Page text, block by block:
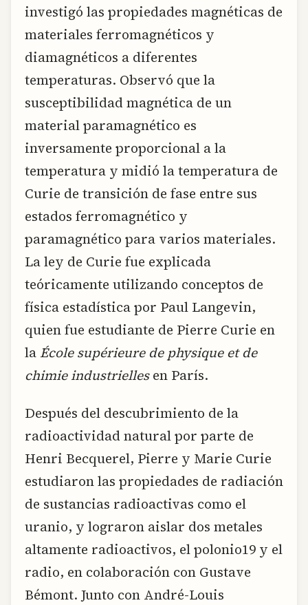
investigó las propiedades magnéticas de
materiales ferromagnéticos y
diamagnéticos a diferentes
temperaturas. Observó que la
susceptibilidad magnética de un
material paramagnético es
inversamente proporcional a la
temperatura y midió la temperatura de
Curie de transición de fase entre sus
estados ferromagnético y
paramagnético para varios materiales.
La ley de Curie fue explicada
teóricamente utilizando conceptos de
física estadística por Paul Langevin,
quien fue estudiante de Pierre Curie en
laÉcole supérieure de physique et de
chimie industriellesen París.
Después del descubrimiento de la
radioactividad natural por parte de
Henri Becquerel, Pierre y Marie Curie
estudiaron las propiedades de radiación
de sustancias radioactivas como el
uranio, y lograron aislar dos metales
altamente radioactivos, el polonio19 y el
radio, en colaboración con Gustave
Bémont. Junto con André-Louis